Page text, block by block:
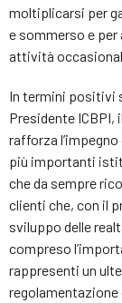
moltiplicarsi per
e sommerso e
attività
In termini positivi
Presidente ICBPI,
rafforza
più importanti
che da sempre
clienti che, con il
sviluppo delle
compreso
rappresenti un
regolamentazione